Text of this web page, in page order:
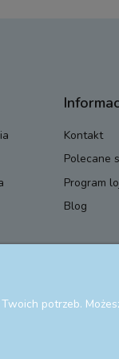
Kontakt
Polecane
Program
Blog
potrzeb.